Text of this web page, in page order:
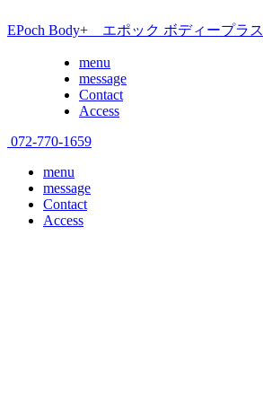
EPoch Body+ エポック ボディープラス
menu
message
Contact
Access
072-770-1659
menu
message
Contact
Access